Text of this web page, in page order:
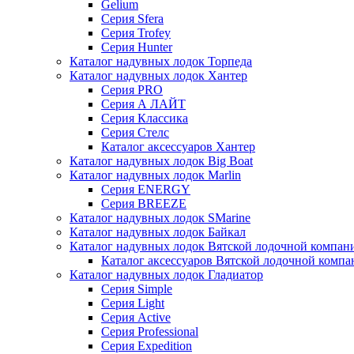
Gelium
Серия Sfera
Серия Trofey
Серия Hunter
Каталог надувных лодок Торпеда
Каталог надувных лодок Хантер
Серия PRO
Серия А ЛАЙТ
Серия Классика
Серия Стелс
Каталог аксессуаров Хантер
Каталог надувных лодок Big Boat
Каталог надувных лодок Marlin
Серия ENERGY
Серия BREEZE
Каталог надувных лодок SMarine
Каталог надувных лодок Байкал
Каталог надувных лодок Вятской лодочной
Каталог аксессуаров Вятской лодочной
Каталог надувных лодок Гладиатор
Серия Simple
Серия Light
Серия Active
Серия Professional
Серия Expedition